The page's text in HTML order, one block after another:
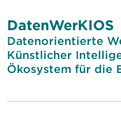
DatenWerKIOS
Datenorientierte
Künstlicher
Ökosystem für die